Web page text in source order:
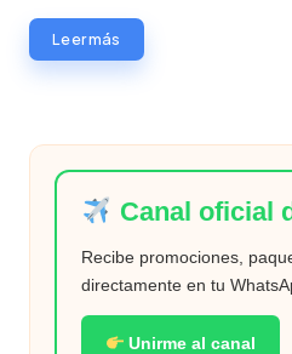
Leer más
Canal oficial
Recibe promociones,
directamente en tu
Unirme al canal